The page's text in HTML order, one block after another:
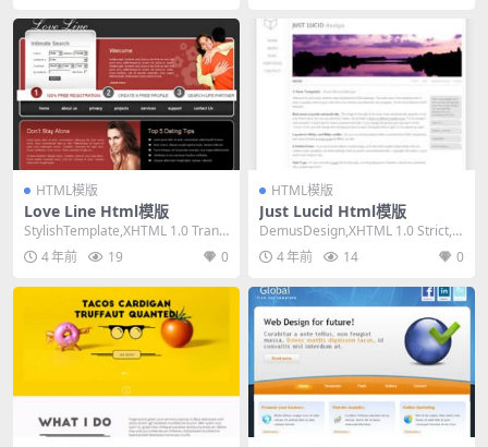
HTML模版
Love Line Html模版
StylishTemplate,XHTML 1.0 Transi
tional,F...
4 年前 19 0
HTML模版
Just Lucid Html模版
DemusDesign,XHTML 1.0 Strict,Fi
xed Width...
4 年前 14 0